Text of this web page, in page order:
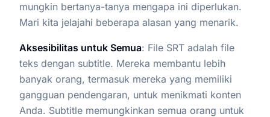
mungkin bertanya-tanya mengapa ini diperlukan.
Mari kita jelajahi beberapa alasan yang menarik.
Aksesibilitas untuk Semua: File SRT adalah file
teks dengan subtitle. Mereka membantu lebih
banyak orang, termasuk mereka yang memiliki
gangguan pendengaran, untuk menikmati konten
Anda. Subtitle memungkinkan semua orang untuk